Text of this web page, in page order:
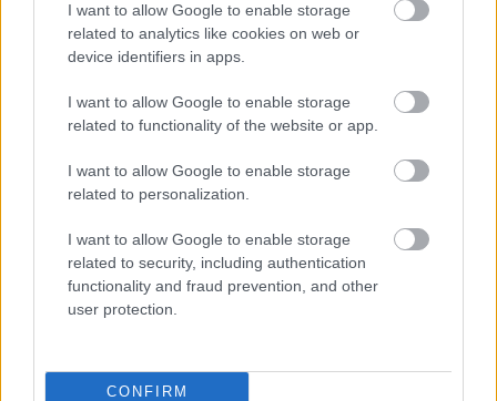
I want to allow Google to enable storage
related to analytics like cookies on web or
device identifiers in apps.
I want to allow Google to enable storage
related to functionality of the website or app.
I want to allow Google to enable storage
related to personalization.
I want to allow Google to enable storage
related to security, including authentication
functionality and fraud prevention, and other
user protection.
CONFIRM
Szólj hozzá!